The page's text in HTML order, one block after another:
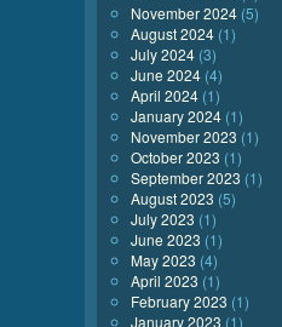
November 2024 (5)
August 2024 (1)
July 2024 (3)
June 2024 (4)
April 2024 (1)
January 2024 (1)
November 2023 (1)
October 2023 (1)
September 2023 (1)
August 2023 (5)
July 2023 (1)
June 2023 (1)
May 2023 (4)
April 2023 (1)
February 2023 (1)
January 2023 (1)